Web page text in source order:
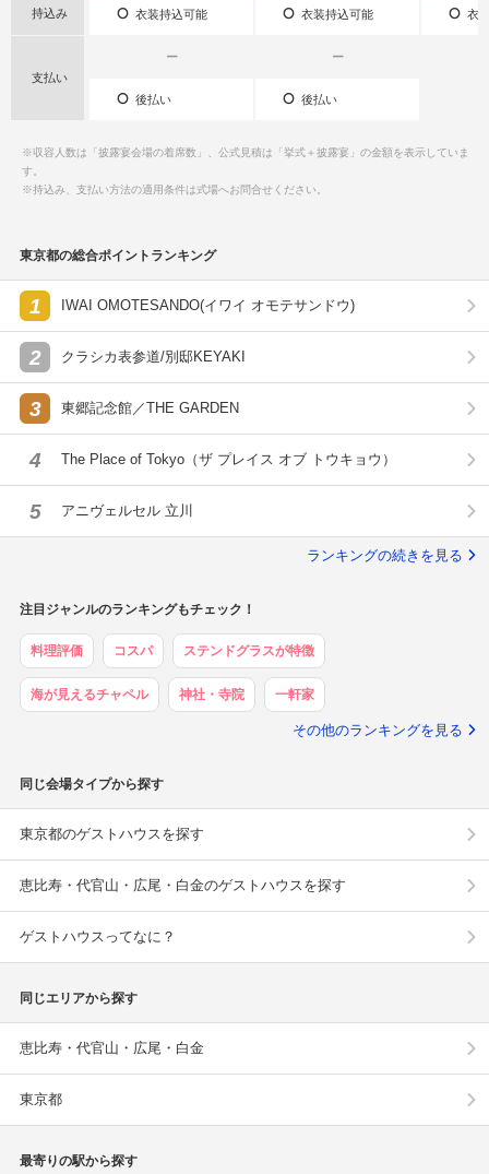
持込み 衣装持込可能 衣装持込可能 衣
支払い
ー ー
後払い 後払い
※収容人数は「披露宴会場の着席数」、公式見積は「挙式＋披露宴」の金額を表示していま
す。
※持込み、支払い方法の適用条件は式場へお問合せください。
東京都の総合ポイントランキング
1 IWAI OMOTESANDO(イワイ オモテサンドウ)
2 クラシカ表参道/別邸KEYAKI
3 東郷記念館／THE GARDEN
4 The Place of Tokyo（ザ プレイス オブ トウキョウ）
5 アニヴェルセル 立川
ランキングの続きを見る
注目ジャンルのランキングもチェック！
料理評価 コスパ ステンドグラスが特徴
海が見えるチャペル 神社・寺院 一軒家
その他のランキングを見る
同じ会場タイプから探す
東京都のゲストハウスを探す
恵比寿・代官山・広尾・白金のゲストハウスを探す
ゲストハウスってなに？
同じエリアから探す
恵比寿・代官山・広尾・白金
東京都
最寄りの駅から探す